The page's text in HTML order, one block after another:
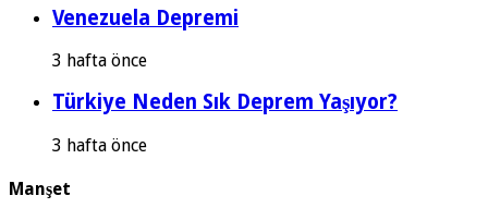
Venezuela Depremi
3 hafta önce
Türkiye Neden Sık Deprem Yaşıyor?
3 hafta önce
Manşet